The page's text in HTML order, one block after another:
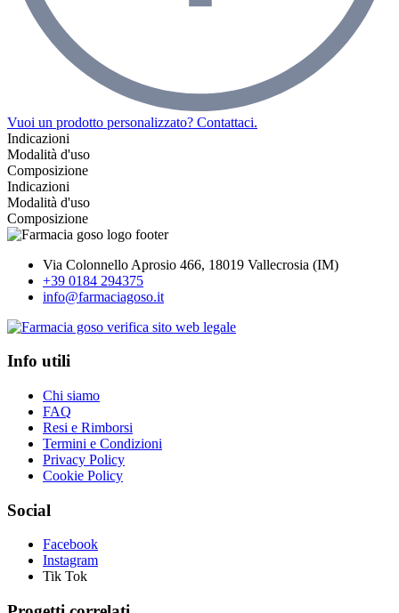
Vuoi un prodotto personalizzato? Contattaci.
Indicazioni
Modalità d'uso
Composizione
Indicazioni
Modalità d'uso
Composizione
Via Colonnello Aprosio 466, 18019 Vallecrosia (IM)
+39 0184 294375
info@farmaciagoso.it
Info utili
Chi siamo
FAQ
Resi e Rimborsi
Termini e Condizioni
Privacy Policy
Cookie Policy
Social
Facebook
Instagram
Tik Tok